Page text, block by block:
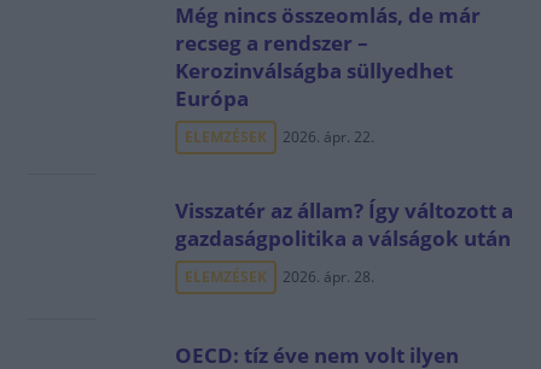
Még nincs összeomlás, de már
recseg a rendszer –
Kerozinválságba süllyedhet
Európa
ELEMZÉSEK 2026. ápr. 22.
Visszatér az állam? Így változott a
gazdaságpolitika a válságok után
ELEMZÉSEK 2026. ápr. 28.
OECD: tíz éve nem volt ilyen